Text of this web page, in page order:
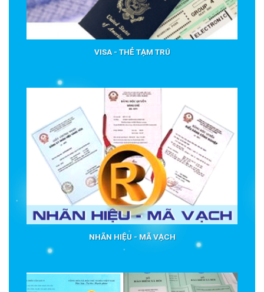
VISA - THẺ TẠM TRÚ
NHÃN HIỆU - MÃ VẠCH